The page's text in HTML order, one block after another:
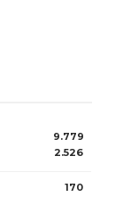
9.779
2.526
170